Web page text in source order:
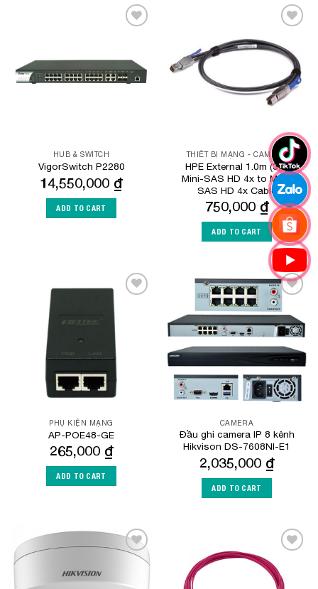
HUB & SWITCH
VigorSwitch P2280
14,550,000 ₫
ADD TO CART
Wishlist
THIẾT BỊ MẠNG - CAMERA
HPE External 1.0m (3ft)
Mini-SAS HD 4x to Mini-
SAS HD 4x Cable
750,000 ₫
ADD TO CART
Wishlist
PHỤ KIỆN MẠNG
AP-POE48-GE
265,000 ₫
ADD TO CART
Add to
Wishlist
CAMERA
Đầu ghi camera IP 8 kênh
Hikvison DS-7608NI-E1
2,035,000 ₫
ADD TO CART
Add to
Wishlist